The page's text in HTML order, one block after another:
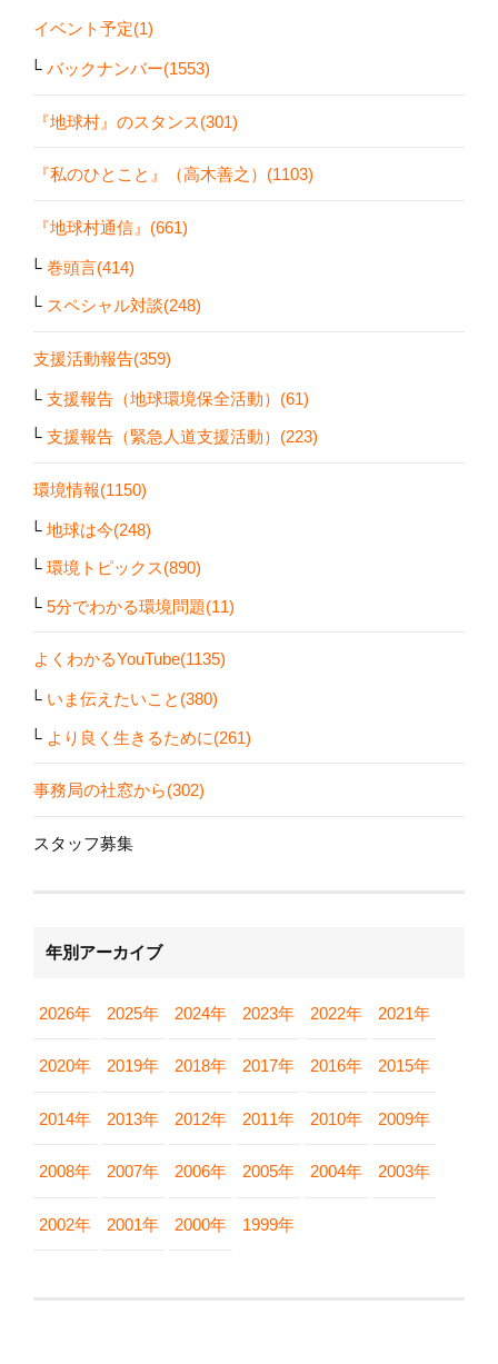
イベント予定(1)
バックナンバー(1553)
『地球村』のスタンス(301)
『私のひとこと』（高木善之）(1103)
『地球村通信』(661)
巻頭言(414)
スペシャル対談(248)
支援活動報告(359)
支援報告（地球環境保全活動）(61)
支援報告（緊急人道支援活動）(223)
環境情報(1150)
地球は今(248)
環境トピックス(890)
5分でわかる環境問題(11)
よくわかるYouTube(1135)
いま伝えたいこと(380)
より良く生きるために(261)
事務局の社窓から(302)
スタッフ募集
年別アーカイブ
2026年 2025年 2024年 2023年 2022年 2021年
2020年 2019年 2018年 2017年 2016年 2015年
2014年 2013年 2012年 2011年 2010年 2009年
2008年 2007年 2006年 2005年 2004年 2003年
2002年 2001年 2000年 1999年